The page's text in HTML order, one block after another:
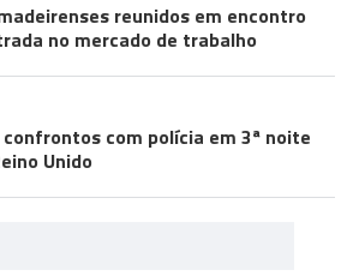
reunidos em encontro
no mercado de trabalho
com polícia em 3ª noite
Unido